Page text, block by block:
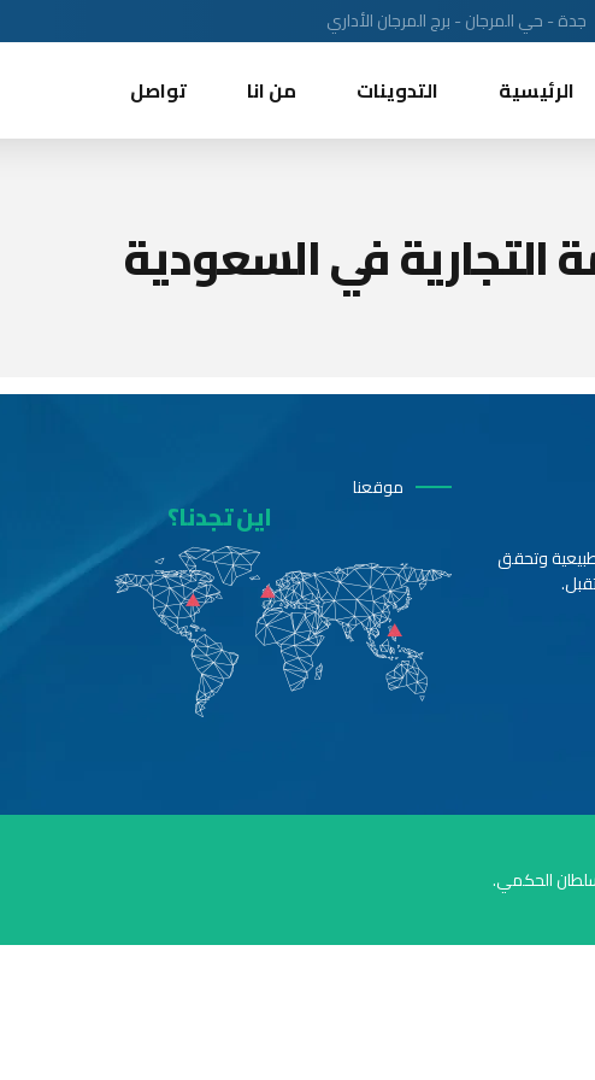
جدة - حي المرجان - برج المرجان الأداري
الرئيسية التدوينات من انا تواصل
التجارية في السعودية
وتحقق
موقعنا
اين تجدنا؟
الحكمي.